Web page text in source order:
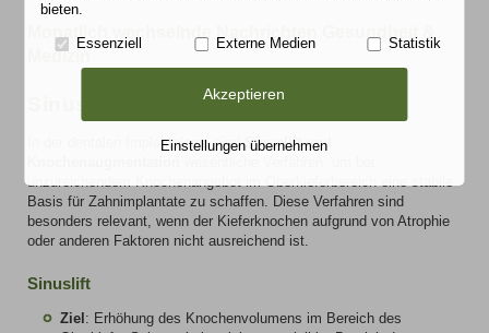
Medizin
Sinuslift und Knochenaugmentation
In der dentalen Implantologie sindSinuslift und
unzureichendem Knochenangebot im Oberkieferbereich eine stabile
Basis für Zahnimplantate zu schaffen. Diese Verfahren sind
besonders relevant, wenn der Kieferknochen aufgrund von Atrophie
oder anderen Faktoren nicht ausreichend ist.
Sinuslift
Ziel : Erhöhung des Knochenvolumens im Bereich des
bieten.
Essenziell Externe Medien Statistik
Akzeptieren
Einstellungen übernehmen